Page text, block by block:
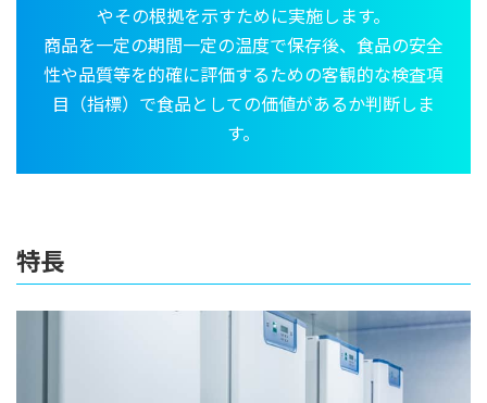
やその根拠を示すために実施します。
商品を一定の期間一定の温度で保存後、食品の安全
性や品質等を的確に評価するための客観的な検査項
目（指標）で食品としての価値があるか判断しま
す。
特長